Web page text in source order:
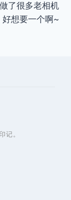
了很多老相机
好想要一个啊~
记。